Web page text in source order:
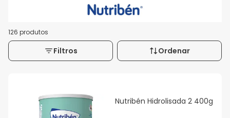
126 produtos
Filtros Ordenar
Nutribén Hidrolisada 2 400g